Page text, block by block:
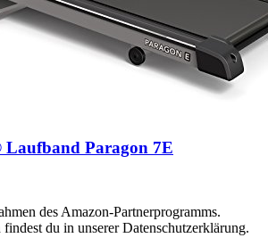
Laufband Paragon 7E
des Amazon-Partnerprogramms.
du in unserer Datenschutzerklärung.